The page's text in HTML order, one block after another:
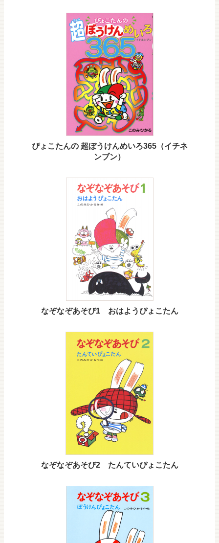
ぴょこたんの 超ぼうけんめいろ365（イチネ
ンブン）
なぞなぞあそび1 おはようぴょこたん
なぞなぞあそび2 たんていぴょこたん